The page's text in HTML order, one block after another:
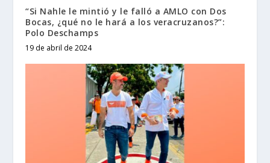
“Si Nahle le mintió y le falló a AMLO con Dos
Bocas, ¿qué no le hará a los veracruzanos?”:
Polo Deschamps
19 de abril de 2024